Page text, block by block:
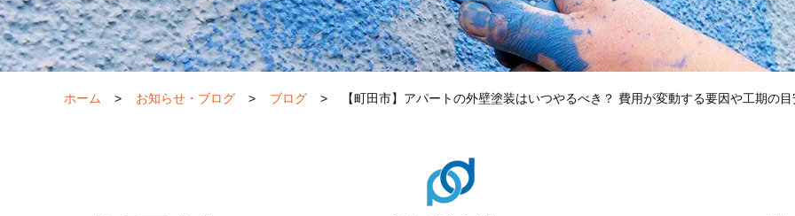
ホーム > お知らせ・ブログ > ブログ > 【町田市】アパートの外壁塗装はいつやるべき？ 費用が変動する要因や工期の目